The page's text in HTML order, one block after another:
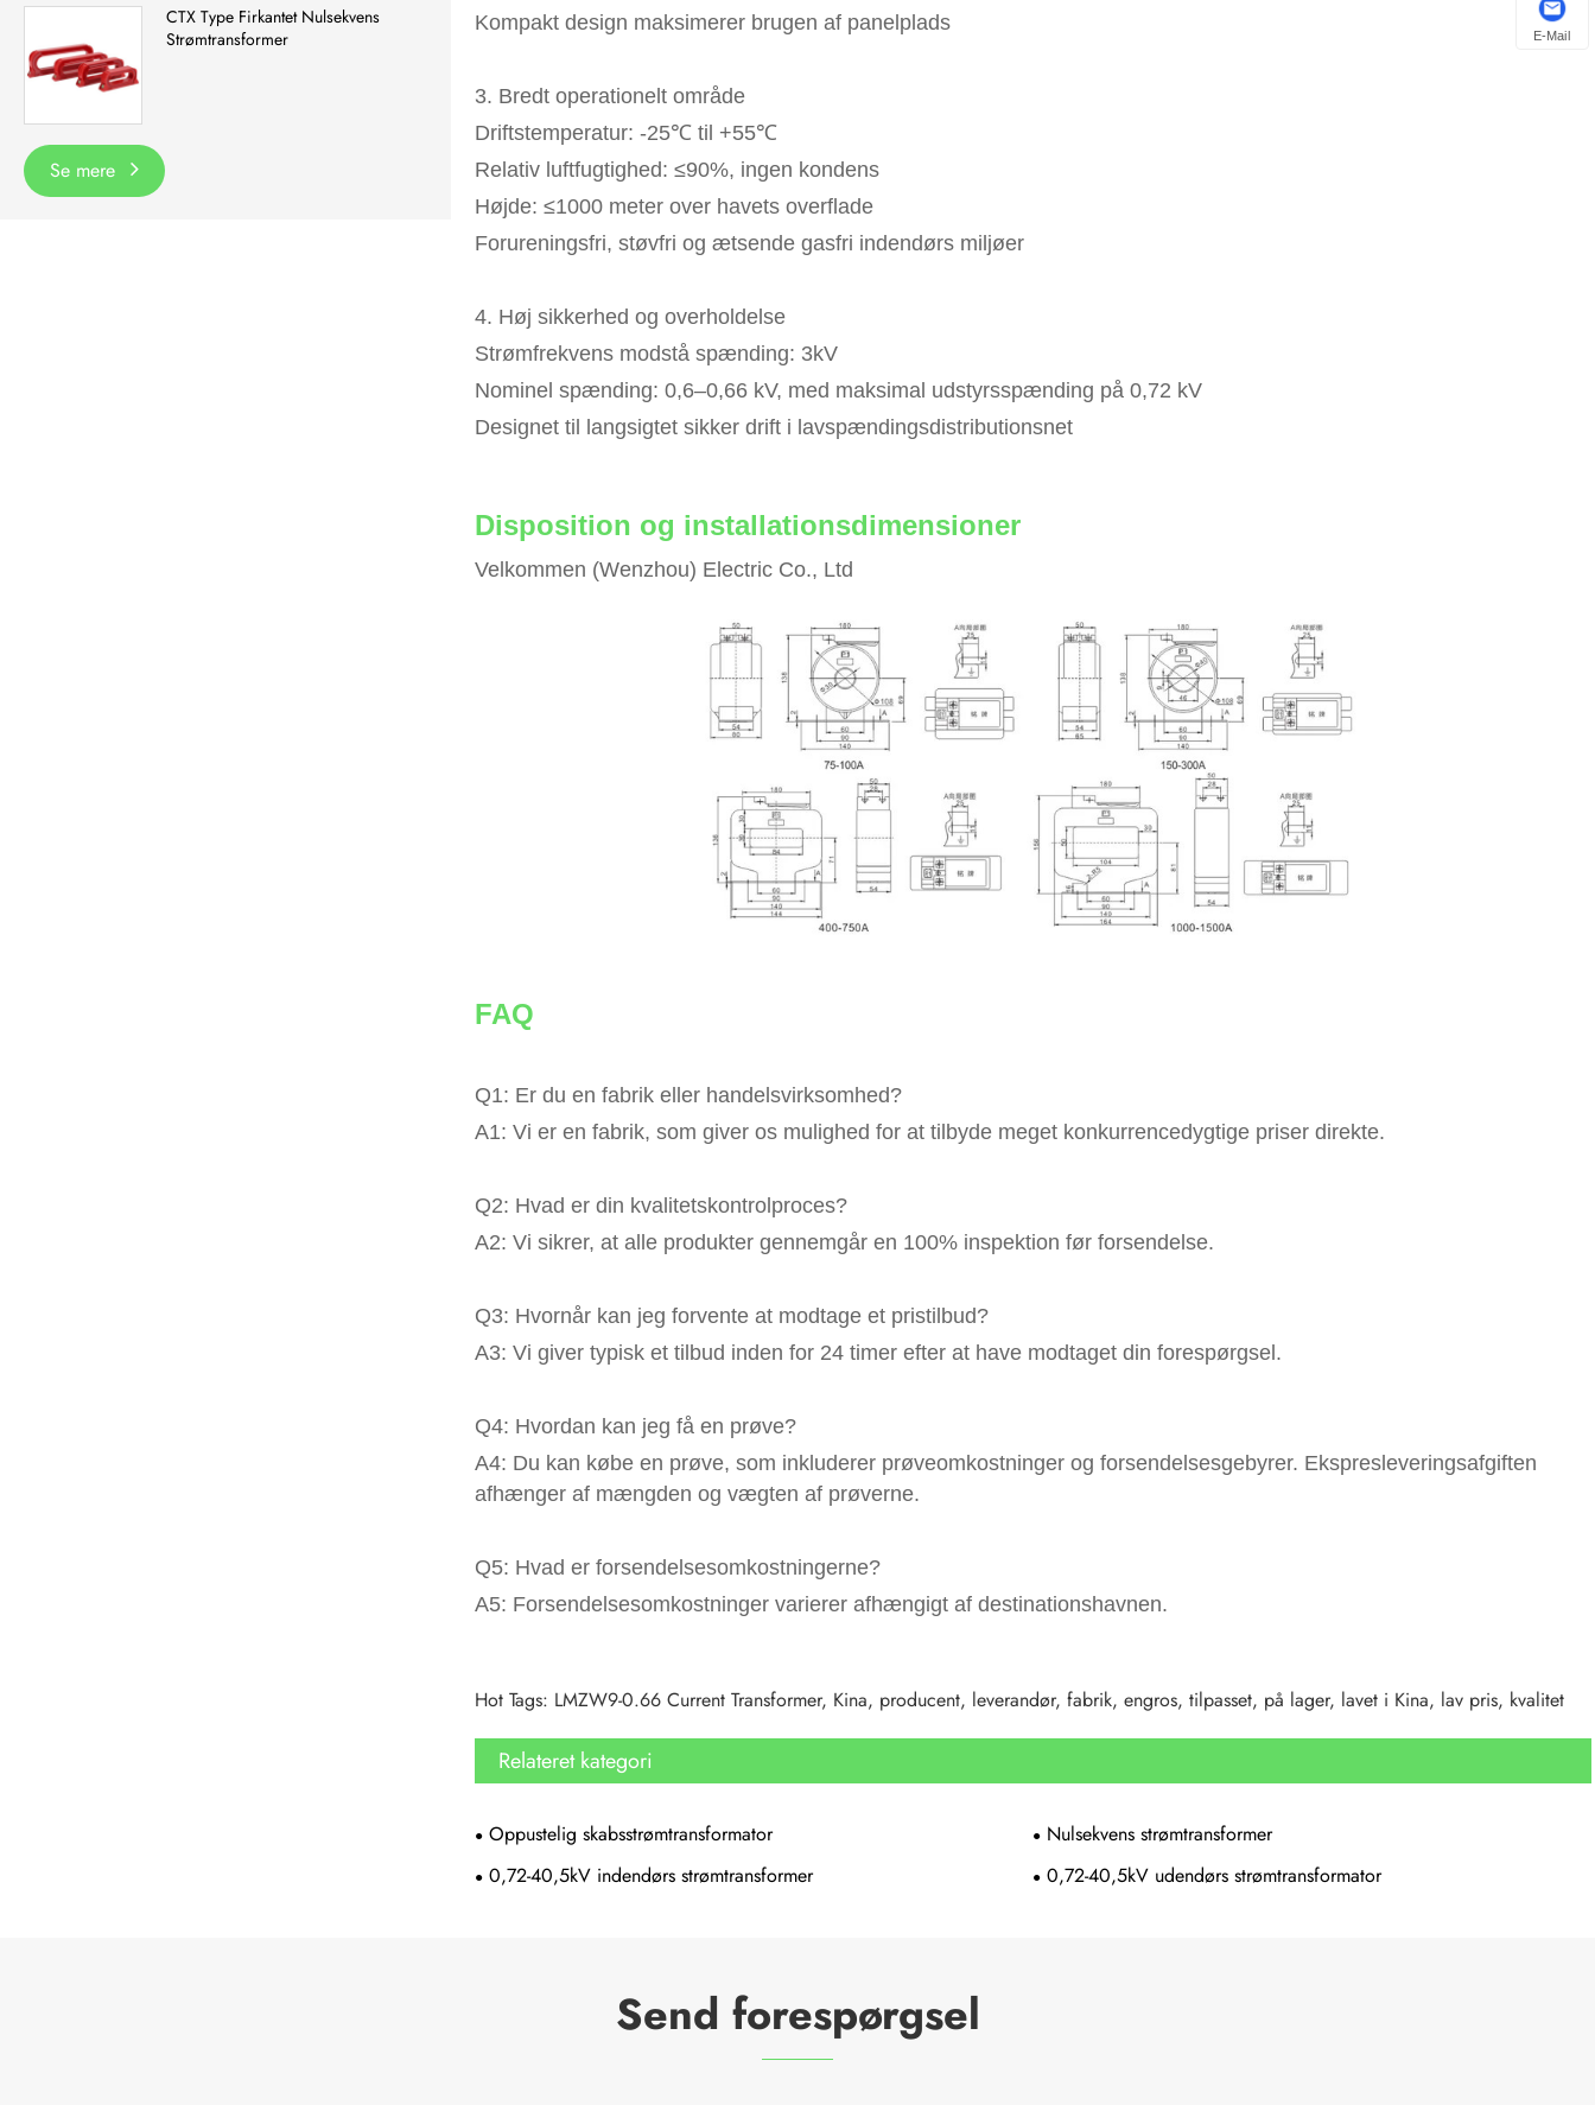
CTX Type Firkantet Nulsekvens
Strømtransformer
Se mere
Kompakt design maksimerer brugen af ​​panelplads
3. Bredt operationelt område
Driftstemperatur: -25℃ til +55℃
Relativ luftfugtighed: ≤90%, ingen kondens
Højde: ≤1000 meter over havets overflade
Forureningsfri, støvfri og ætsende gasfri indendørs miljøer
4. Høj sikkerhed og overholdelse
Strømfrekvens modstå spænding: 3kV
Nominel spænding: 0,6–0,66 kV, med maksimal udstyrsspænding på 0,72 kV
Designet til langsigtet sikker drift i lavspændingsdistributionsnet
Disposition og installationsdimensioner
Velkommen (Wenzhou) Electric Co., Ltd
FAQ
Q1: Er du en fabrik eller handelsvirksomhed?
A1: Vi er en fabrik, som giver os mulighed for at tilbyde meget konkurrencedygtige priser direkte.
Q2: Hvad er din kvalitetskontrolproces?
A2: Vi sikrer, at alle produkter gennemgår en 100% inspektion før forsendelse.
Q3: Hvornår kan jeg forvente at modtage et pristilbud?
A3: Vi giver typisk et tilbud inden for 24 timer efter at have modtaget din forespørgsel.
Q4: Hvordan kan jeg få en prøve?
A4: Du kan købe en prøve, som inkluderer prøveomkostninger og forsendelsesgebyrer. Ekspresleveringsafgiften
afhænger af mængden og vægten af ​​prøverne.
Q5: Hvad er forsendelsesomkostningerne?
A5: Forsendelsesomkostninger varierer afhængigt af destinationshavnen.
Hot Tags: LMZW9-0.66 Current Transformer, Kina, producent, leverandør, fabrik, engros, tilpasset, på lager, lavet i Kina, lav pris, kvalitet
Relateret kategori
Oppustelig skabsstrømtransformator
Nulsekvens strømtransformer
0,72-40,5kV indendørs strømtransformer
0,72-40,5kV udendørs strømtransformator
Send forespørgsel
E-Mail